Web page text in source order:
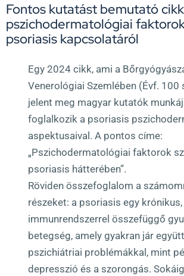
Fontos kutatást bemutató
pszichodermatológiai
psoriasis kapcsolatáról
Egy 2024 cikk, ami a
Venerológiai Szemlében (Évf. 100
jelent meg magyar kutatók
foglalkozik a psoriasis
aspektusaival. A pontos címe:
„Pszichodermatológiai faktorok
psoriasis hátterében”.
Röviden összefoglalom a
részeket: a psoriasis egy krónikus,
immunrendszerrel összefüggő
betegség, amely gyakran jár együtt
pszichiátriai problémákkal, mint
depresszió és a szorongás.